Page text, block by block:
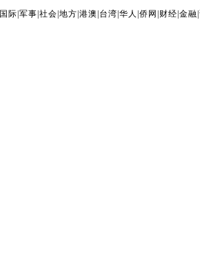
国际 |军事 |社会 |地方 |港澳 台湾 |华人 |侨网 财经 |金融 |